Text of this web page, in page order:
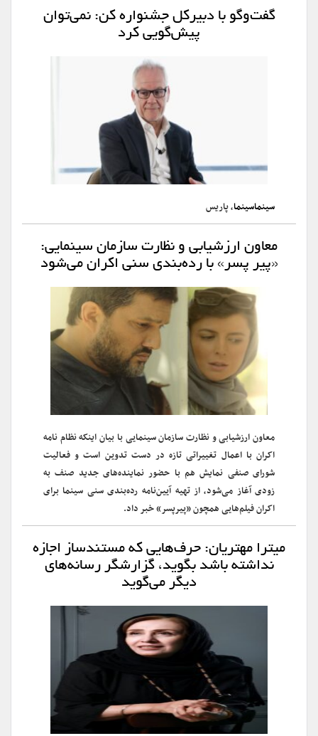
گفت‌وگو با دبیرکل جشنواره کن: نمی‌توان
پیش‌گویی کرد
سینماسینما، پاریس
معاون ارزشیابی و نظارت سازمان سینمایی:
«پیر پسر» با رده‌بندی سنی اکران می‌شود
معاون ارزشیابی و نظارت سازمان سینمایی با بیان اینکه نظام نامه
اکران با اعمال تغییراتی تازه در دست تدوین است و فعالیت
شورای صنفی نمایش هم با حضور نماینده‌های جدید صنف به
زودی آغاز می‌شود، از تهیه آیین‌نامه رده‌بندی سنی سینما برای
اکران فیلم‌هایی همچون «پیرپسر» خبر داد.
میترا مهتریان: حرف‌هایی که مستندساز اجازه
نداشته باشد بگوید، گزارشگر رسانه‌های
دیگر می‌گوید